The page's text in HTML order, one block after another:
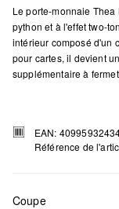
Le porte-monnaie
python et à l'effet two-
intérieur composé d'un
pour cartes, il devient
supplémentaire à
EAN:
Référence de
Coupe